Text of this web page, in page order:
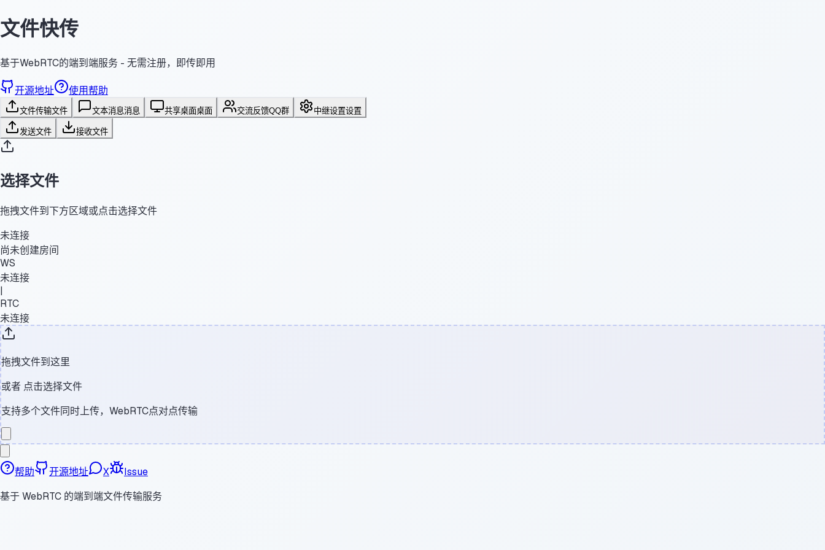
文件快传
基于WebRTC的端到端服务 - 无需注册，即传即用
开源地址 使用帮助
文件传输文件 文本消息消息 共享桌面桌面 交流反馈QQ群 中继设置设置
发送文件 接收文件
选择文件
拖拽文件到下方区域或点击选择文件
未连接
尚未创建房间
WS
未连接
|
RTC
未连接
拖拽文件到这里
或者 点击选择文件
支持多个文件同时上传，WebRTC点对点传输
帮助 开源地址 X
Issue
基于 WebRTC 的端到端文件传输服务